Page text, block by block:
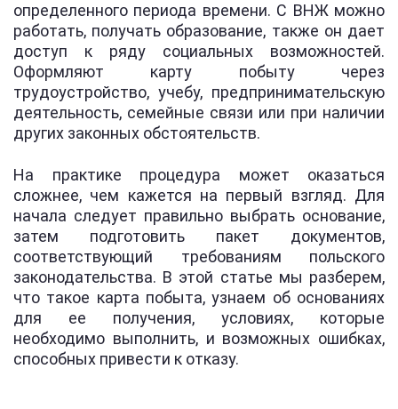
определенного периода времени. С ВНЖ можно
работать, получать образование, также он дает
доступ к ряду социальных возможностей.
Оформляют карту побыту через
трудоустройство, учебу, предпринимательскую
деятельность, семейные связи или при наличии
других законных обстоятельств.
На практике процедура может оказаться
сложнее, чем кажется на первый взгляд. Для
начала следует правильно выбрать основание,
затем подготовить пакет документов,
соответствующий требованиям польского
законодательства. В этой статье мы разберем,
что такое карта побыта, узнаем об основаниях
для ее получения, условиях, которые
необходимо выполнить, и возможных ошибках,
способных привести к отказу.